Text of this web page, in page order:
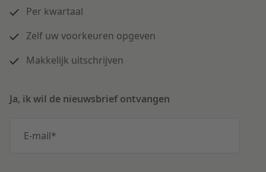
Per kwartaal
Zelf uw voorkeuren opgeven
Makkelijk uitschrijven
Ja, ik wil de nieuwsbrief ontvangen
E-mail*